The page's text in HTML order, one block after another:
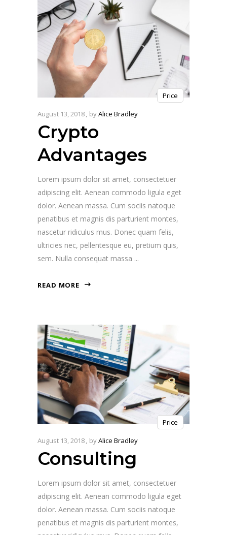
Price
August 13, 2018 byAlice Bradley
Crypto
Advantages
Lorem ipsum dolor sit amet, consectetuer
adipiscing elit. Aenean commodo ligula eget
dolor. Aenean massa. Cum sociis natoque
penatibus et magnis dis parturient montes,
nascetur ridiculus mus. Donec quam felis,
ultricies nec, pellentesque eu, pretium quis,
sem. Nulla consequat massa
READ MORE
Price
August 13, 2018 byAlice Bradley
Consulting
Lorem ipsum dolor sit amet, consectetuer
adipiscing elit. Aenean commodo ligula eget
dolor. Aenean massa. Cum sociis natoque
penatibus et magnis dis parturient montes,